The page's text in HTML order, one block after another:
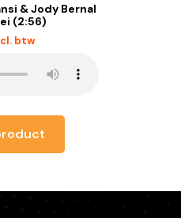
& Jody Bernal
(2:56)
btw